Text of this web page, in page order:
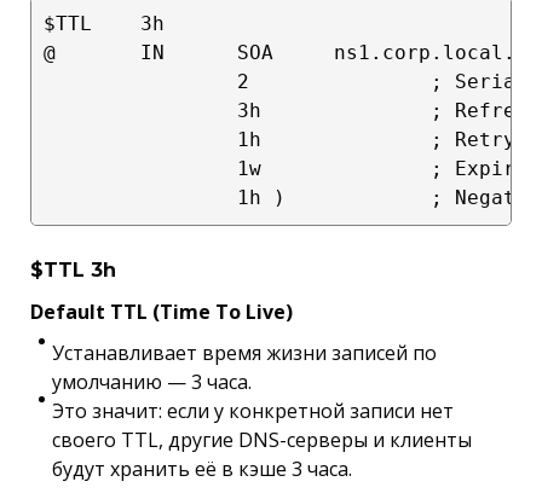
$TTL    3h
@       IN      SOA     ns1.corp.local.
                2               ; Serial
                3h              ; Refresh
                1h              ; Retry
                1w              ; Expire
$TTL 3h
Default TTL (Time To Live)
Устанавливает время жизни записей по
умолчанию — 3 часа.
Это значит: если у конкретной записи нет
своего TTL, другие DNS-серверы и клиенты
будут хранить её в кэше 3 часа.